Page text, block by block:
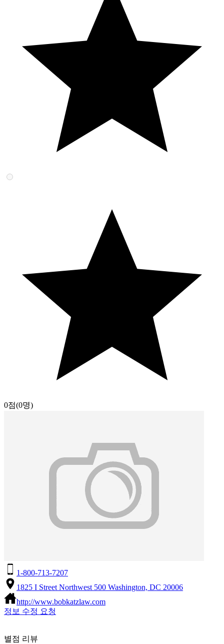
0점(0명)
1-800-713-7207
1825 I Street Northwest 500 Washington, DC 20006
http://www.bobkatzlaw.com
정보 수정 요청
별점 리뷰